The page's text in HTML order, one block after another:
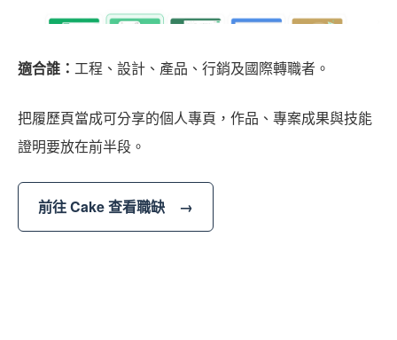
適合誰： 工程、設計、產品、行銷及國際轉職者。
把履歷頁當成可分享的個人專頁，作品、專案成果與技能
證明要放在前半段。
前往 Cake 查看職缺 →